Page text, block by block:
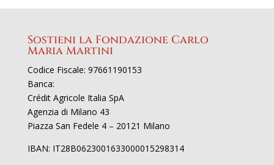
Sostieni la Fondazione Carlo
Maria Martini
Codice Fiscale: 97661190153
Banca:
Crédit Agricole Italia SpA
Agenzia di Milano 43
Piazza San Fedele 4 – 20121 Milano
IBAN: IT28B0623001633000015298314